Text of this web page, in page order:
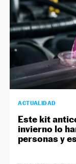
ACTUALIDAD
Este kit
invierno lo
personas y